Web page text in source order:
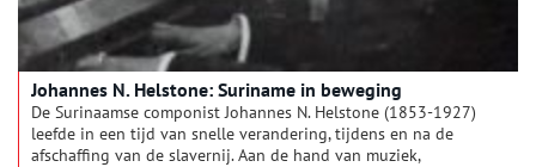
Johannes N. Helstone: Suriname in beweging
De Surinaamse componist Johannes N. Helstone (1853-1927)
leefde in een tijd van snelle verandering, tijdens en na de
afschaffing van de slavernij. Aan de hand van muziek,